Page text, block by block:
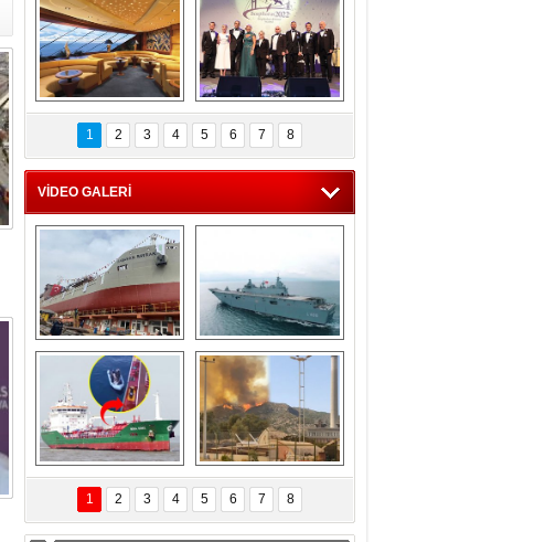
Splendida
havuzu intikal
seyrine başladı
MSC'den 55 milyon
euroluk turizm geliri
müjdesi
5. Bosphorus Ship
Brokers Dinner,
İstanbul’da yapıldı
1 2 3 4 5 6 7 8
VİDEO GALERİ
Çeksan Tersanesi,
Başaran Bayrak
tankerini suya
indirdi
TCG Anadolu,
tersane teknik
seyrini tamamladı
Göçmenlerin
imdadına Türk
sahipli MINA DENIZ
yetişti
Milas’taki yangın
yeniden termik
santrallere doğru
ilerliyor
1 2 3 4 5 6 7 8